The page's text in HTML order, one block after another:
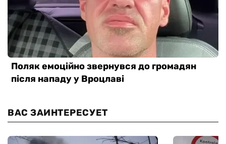
ВАС ЗАИНТЕРЕСУЕТ